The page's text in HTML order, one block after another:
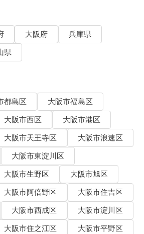
大阪府
兵庫県
県
都島区
大阪市福島区
大阪市西区
大阪市港区
大阪市天王寺区
大阪市浪速区
大阪市東淀川区
大阪市生野区
大阪市旭区
大阪市阿倍野区
大阪市住吉区
大阪市西成区
大阪市淀川区
大阪市住之江区
大阪市平野区